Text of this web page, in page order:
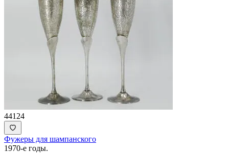
44124
Фужеры для шампанского
1970-е годы.